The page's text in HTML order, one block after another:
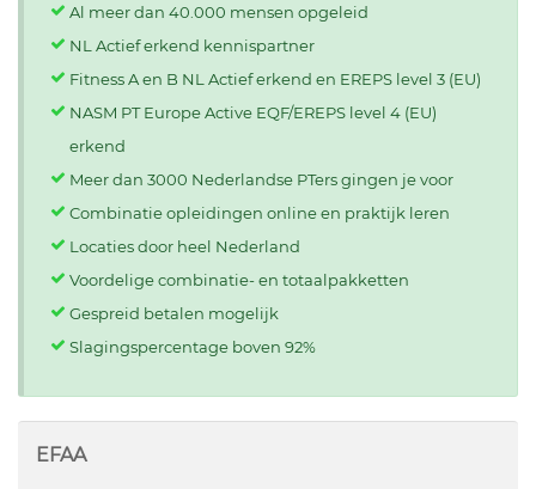
Al meer dan 40.000 mensen opgeleid
NL Actief erkend kennispartner
Fitness A en B NL Actief erkend en EREPS level 3 (EU)
NASM PT Europe Active EQF/EREPS level 4 (EU)
erkend
Meer dan 3000 Nederlandse PTers gingen je voor
Combinatie opleidingen online en praktijk leren
Locaties door heel Nederland
Voordelige combinatie- en totaalpakketten
Gespreid betalen mogelijk
Slagingspercentage boven 92%
EFAA